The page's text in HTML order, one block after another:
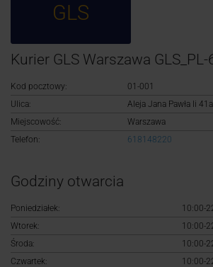
Logowanie
GLS
Kurier GLS Warszawa
Kod pocztowy:
01-001
Ulica:
Aleja Jana Pawła Ii
Miejscowość:
Warszawa
Telefon:
618148220
Godziny otwarcia
Poniedziałek:
10:00-
Wtorek:
10:00-
Środa:
10:00-
Czwartek:
10:00-